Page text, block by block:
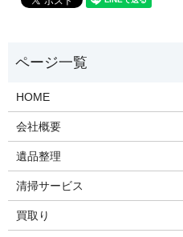
HOME
会社概要
遺品整理
清掃サービス
買取り